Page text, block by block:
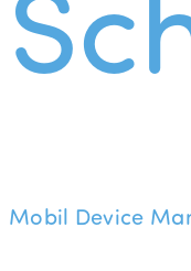
Mobil Device